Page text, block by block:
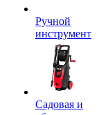
Ручной
инструмент
Садовая и